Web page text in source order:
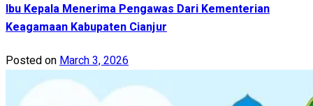
Ibu Kepala Menerima Pengawas Dari Kementerian
Keagamaan Kabupaten Cianjur
Posted on March 3, 2026